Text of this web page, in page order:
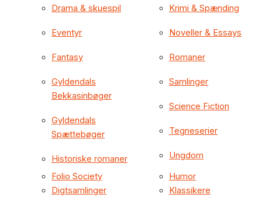
Drama & skuespil
Eventyr
Fantasy
Gyldendals
Bekkasinbøger
Gyldendals
Spættebøger
Historiske romaner
Krimi & Spænding
Noveller & Essays
Romaner
Samlinger
Science Fiction
Tegneserier
Ungdom
Folio Society
Digtsamlinger
Humor
Klassikere